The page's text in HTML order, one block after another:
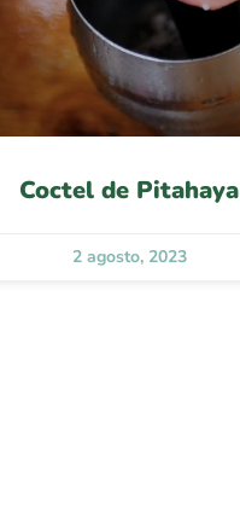
Coctel de Pitahaya
2 agosto, 2023